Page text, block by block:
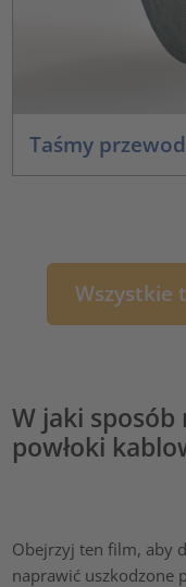
Taśmy
Wszystkie
W jaki
powłoki
Obejrzyj ten film, aby
naprawić uszkodzone